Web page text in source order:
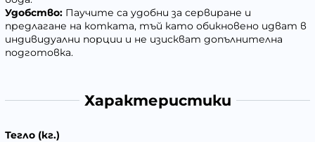
Удобство: Паучите са удобни за сервиране и
предлагане на котката, тъй като обикновено идват в
индивидуални порции и не изискват допълнителна
подготовка.
Характеристики
Тегло (кг.)